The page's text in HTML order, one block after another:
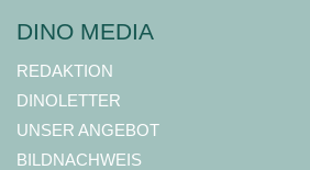
DINO MEDIA
REDAKTION
DINOLETTER
UNSER ANGEBOT
BILDNACHWEIS